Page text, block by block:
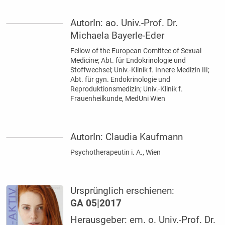
AutorIn: ao. Univ.-Prof. Dr.
Michaela Bayerle-Eder
Fellow of the European Comittee of Sexual
Medicine; Abt. für Endokrinologie und
Stoffwechsel; Univ.-Klinik f. Innere Medizin III;
Abt. für gyn. Endokrinologie und
Reproduktionsmedizin; Univ.-Klinik f.
Frauenheilkunde, MedUni Wien
AutorIn: Claudia Kaufmann
Psychotherapeutin i. A., Wien
Ursprünglich erschienen:
GA 05|2017
Herausgeber: em. o. Univ.-Prof. Dr.